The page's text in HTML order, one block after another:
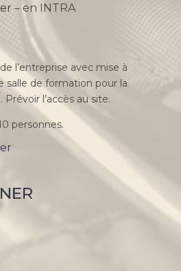
– en INTRA
l’entreprise avec mise à
salle de formation pour la
l’accès au site.
personnes.